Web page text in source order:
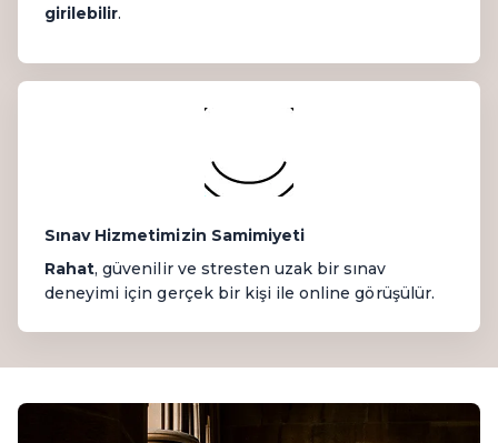
girilebilir.
Sınav Hizmetimizin Samimiyeti
Rahat, güvenilir ve stresten uzak bir sınav
deneyimi için gerçek bir kişi ile online görüşülür.